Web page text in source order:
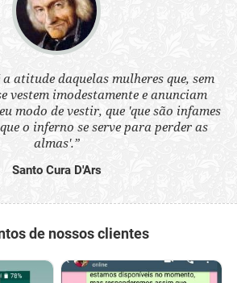
atitude daquelas mulheres que, sem
vestem imodestamente e anunciam
modo de vestir, que 'que são infames
o inferno se serve para perder as
almas'.”
Santo Cura D'Ars
de nossos clientes